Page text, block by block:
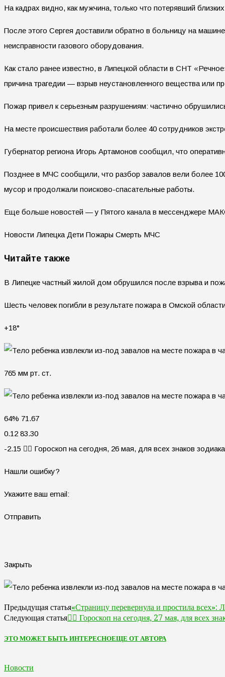
На кадрах видно, как мужчина, только что потерявший
После этого Сергея доставили обратно в больницу на
неисправности газового оборудования.
Как стало ранее известно, в Липецкой области в СНТ
причина трагедии — взрыв неустановленного вещества или
Пожар привел к серьезным разрушениям: частично
На месте происшествия работали более 40 сотрудников
Губернатор региона Игорь Артамонов сообщил, что
Позднее в МЧС сообщили, что разбор завалов вели более
мусор и продолжали поисково-спасательные работы.
Еще больше новостей — у Пятого канала в мессенджере
Новости Липецка Дети Пожары Смерть МЧС
Читайте также
В Липецке частный жилой дом обрушился после взрыва и
Шесть человек погибли в результате пожара в Омской
+18°
765 мм рт. ст.
64% 71.67
0.12 83.30
-2.15 🧙‍♀ Гороскоп на сегодня, 26 мая, для всех знаков зодиака
Нашли ошибку?
Укажите ваш email:
Отправить
Закрыть
Предыдущая статья«Страницу перевернула и простила всех»:
Следующая статья🧙‍♀ Гороскоп на сегодня, 27 мая, для всех
ЭТО МОЖЕТ БЫТЬ ИНТЕРЕСНОЕЩЕ ОТ АВТОРА
Новости